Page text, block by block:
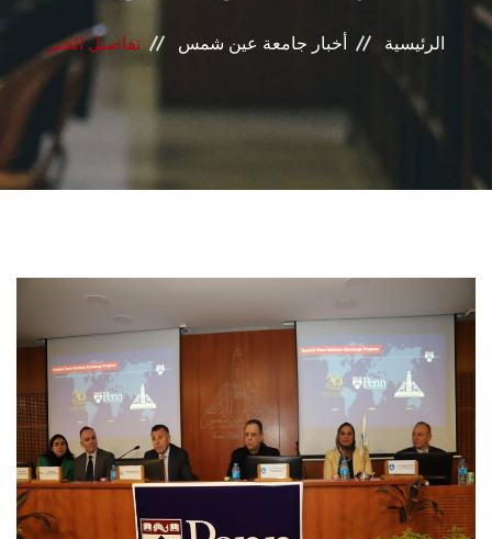
المراكز والوحدات
الأنظمة الذكية
الإعلام
الطلاب
هيئة التدريس
الدراسات العليا
الخريجين
الموظفون
الرئيسية أخبار جامعة عين شمس تفاصيل الخبر